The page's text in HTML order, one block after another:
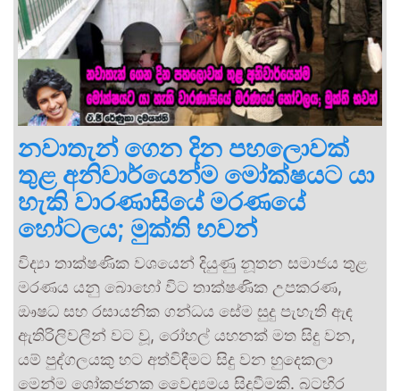
නවාතැන් ගෙන දින පහලොවක්
තුළ අනිවාර්යෙන්ම මෝක්ෂයට යා
හැකි වාරණාසියේ මරණයේ
හෝටලය; මුක්ති භවන්
විද්‍යා තාක්ෂණික වශයෙන් දියුණු නූතන සමාජය තුළ
මරණය යනු බොහෝ විට තාක්ෂණික උපකරණ,
ඖෂධ සහ රසායනික ගන්ධය සේම සුදු පැහැති ඇඳ
ඇතිරිලිවලින් වට වූ, රෝහල් යහනක් මත සිදු වන,
යම් පුද්ගලයකු හට අත්විඳීමට සිදු වන හුදෙකලා
මෙන්ම ශෝකජනක වෛද්‍යමය සිදුවීමකි. බටහිර